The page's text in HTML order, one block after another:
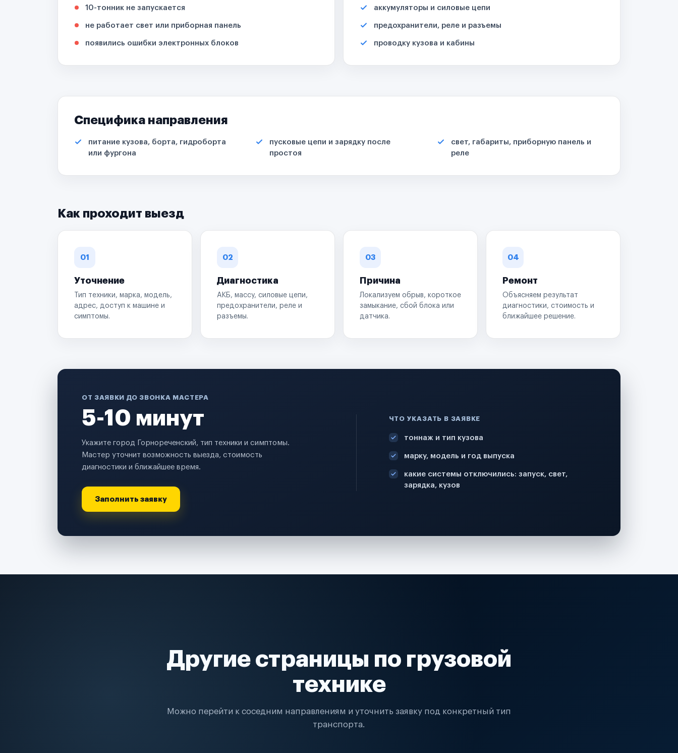
10-тонник не запускается
не работает свет или приборная панель
появились ошибки электронных блоков
аккумуляторы и силовые цепи
предохранители, реле и разъемы
проводку кузова и кабины
Специфика направления
питание кузова, борта, гидроборта
или фургона
пусковые цепи и зарядку после
простоя
свет, габариты, приборную панель и
реле
Как проходит выезд
01
Уточнение
Тип техники, марка, модель,
адрес, доступ к машине и
симптомы.
02
Диагностика
АКБ, массу, силовые цепи,
предохранители, реле и
разъемы.
03
Причина
Локализуем обрыв, короткое
замыкание, сбой блока или
датчика.
04
Ремонт
Объясняем результат
диагностики, стоимость и
ближайшее решение.
ОТ ЗАЯВКИ ДО ЗВОНКА МАСТЕРА
5-10 минут
Укажите город Горнореченский, тип техники и симптомы.
Мастер уточнит возможность выезда, стоимость
диагностики и ближайшее время.
Заполнить заявку
ЧТО УКАЗАТЬ В ЗАЯВКЕ
тоннаж и тип кузова
марку, модель и год выпуска
какие системы отключились: запуск, свет,
зарядка, кузов
Другие страницы по грузовой
технике
Можно перейти к соседним направлениям и уточнить заявку под конкретный тип
транспорта.